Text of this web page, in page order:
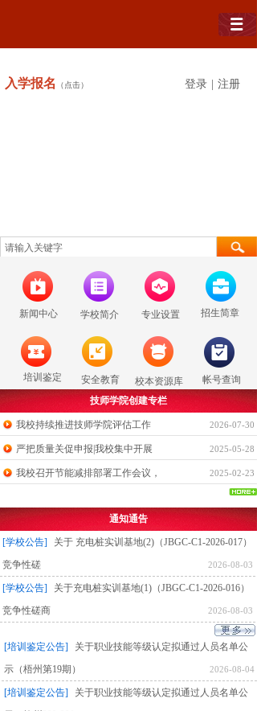
入学报名 （点击） 登录 注册
安全教育 校本资源库
专业设置
新闻中心 学校简介
培训鉴定 帐号查询
招生简章
技师学院创建专栏
我校持续推进技师学院评估工作 2026-07-30
严把质量关促申报|我校集中开展 2025-05-28
我校召开节能减排部署工作会议， 2025-02-23
通知通告
[学校公告]
关于 充电桩实训基地(2)（JBGC-C1-2026-017）
竞争性磋
2026-08-03
[学校公告]
关于充电桩实训基地(1)（JBGC-C1-2026-016）
竞争性磋商
2026-08-03
[培训鉴定公告]
关于职业技能等级认定拟通过人员名单公
示（梧州第19期）
2026-08-04
[培训鉴定公告]
关于职业技能等级认定拟通过人员名单公